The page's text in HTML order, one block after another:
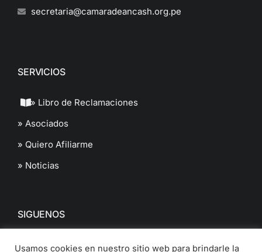
secretaria@camaradeancash.org.pe
SERVICIOS
» Libro de Reclamaciones
» Asociados
» Quiero Afiliarme
» Noticias
SIGUENOS
Usamos cookies en nuestro sitio web para brindarle la